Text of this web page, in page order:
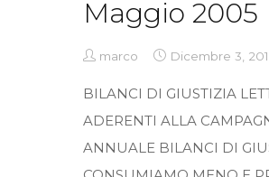
Maggio 2005
marco Dicembre 3,
BILANCI DI GIUSTIZIA
ADERENTI ALLA
ANNUALE BILANCI DI